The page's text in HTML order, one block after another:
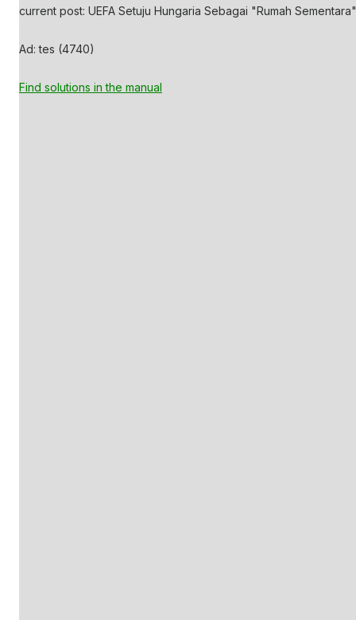
current post: UEFA Setuju Hungaria Sebagai "Rumah
Ad: tes (4740)
Find solutions in the manual